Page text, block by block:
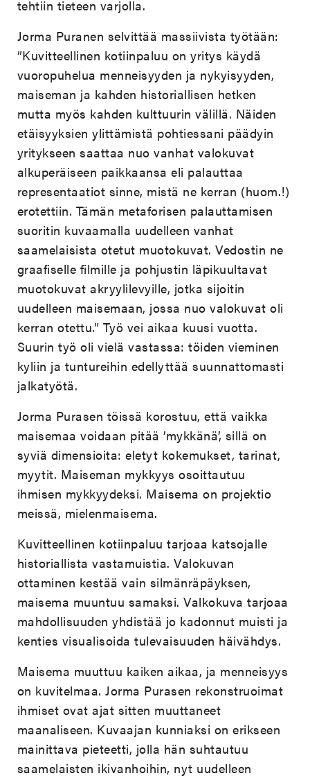
tehtiin tieteen varjolla.
Jorma Puranen selvittää massiivista työtään:
”Kuvitteellinen kotiinpaluu on yritys käydä
vuoropuhelua menneisyyden ja nykyisyyden,
maiseman ja kahden historiallisen hetken
mutta myös kahden kulttuurin välillä. Näiden
etäisyyksien ylittämistä pohtiessani päädyin
yritykseen saattaa nuo vanhat valokuvat
alkuperäiseen paikkaansa eli palauttaa
representaatiot sinne, mistä ne kerran (huom.!)
erotettiin. Tämän metaforisen palauttamisen
suoritin kuvaamalla uudelleen vanhat
saamelaisista otetut muotokuvat. Vedostin ne
graafiselle filmille ja pohjustin läpikuultavat
muotokuvat akryylilevyille, jotka sijoitin
uudelleen maisemaan, jossa nuo valokuvat oli
kerran otettu.” Työ vei aikaa kuusi vuotta.
Suurin työ oli vielä vastassa: töiden vieminen
kyliin ja tuntureihin edellyttää suunnattomasti
jalkatyötä.
Jorma Purasen töissä korostuu, että vaikka
maisemaa voidaan pitää ’mykkänä’, sillä on
syviä dimensioita: eletyt kokemukset, tarinat,
myytit. Maiseman mykkyys osoittautuu
ihmisen mykkyydeksi. Maisema on projektio
meissä, mielenmaisema.
Kuvitteellinen kotiinpaluu tarjoaa katsojalle
historiallista vastamuistia. Valokuvan
ottaminen kestää vain silmänräpäyksen,
maisema muuntuu samaksi. Valkokuva tarjoaa
mahdollisuuden yhdistää jo kadonnut muisti ja
kenties visualisoida tulevaisuuden häivähdys.
Maisema muuttuu kaiken aikaa, ja menneisyys
on kuvitelmaa. Jorma Purasen rekonstruoimat
ihmiset ovat ajat sitten muuttaneet
maanaliseen. Kuvaajan kunniaksi on erikseen
mainittava pieteetti, jolla hän suhtautuu
saamelaisten ikivanhoihin, nyt uudelleen